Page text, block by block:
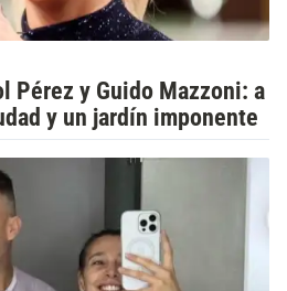
Pérez y Guido Mazzoni: a
y un jardín imponente